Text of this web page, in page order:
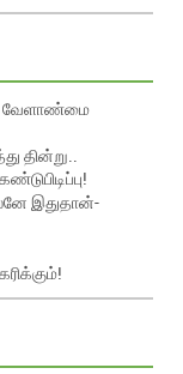
வேளாண்மை
தின்று..
இதுதான்-